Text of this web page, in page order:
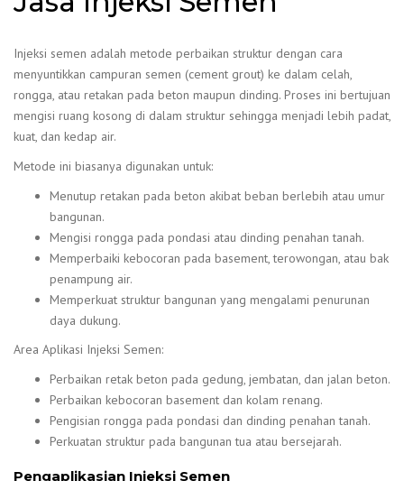
Injeksi semen adalah metode perbaikan struktur dengan cara
menyuntikkan campuran semen (cement grout) ke dalam celah,
rongga, atau retakan pada beton maupun dinding. Proses ini bertujuan
mengisi ruang kosong di dalam struktur sehingga menjadi lebih padat,
kuat, dan kedap air.
Metode ini biasanya digunakan untuk:
Menutup retakan pada beton akibat beban berlebih atau umur
bangunan.
Mengisi rongga pada pondasi atau dinding penahan tanah.
Memperbaiki kebocoran pada basement, terowongan, atau bak
penampung air.
Memperkuat struktur bangunan yang mengalami penurunan
daya dukung.
Area Aplikasi Injeksi Semen:
Perbaikan retak beton pada gedung, jembatan, dan jalan beton.
Perbaikan kebocoran basement dan kolam renang.
Pengisian rongga pada pondasi dan dinding penahan tanah.
Perkuatan struktur pada bangunan tua atau bersejarah.
Pengaplikasian Injeksi Semen